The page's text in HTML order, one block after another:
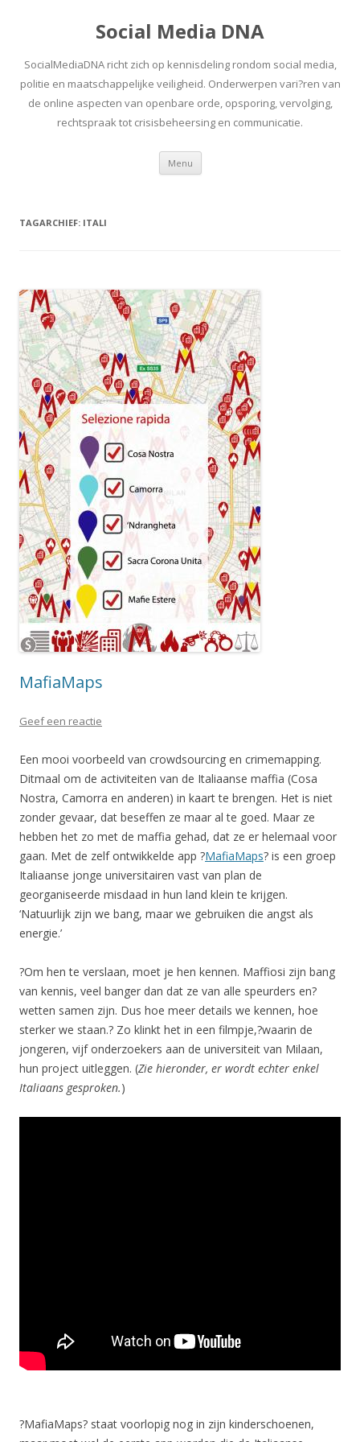
Social Media DNA
SocialMediaDNA richt zich op kennisdeling rondom social media,
politie en maatschappelijke veiligheid. Onderwerpen vari?ren van
de online aspecten van openbare orde, opsporing, vervolging,
rechtspraak tot crisisbeheersing en communicatie.
Menu Spring
inhoud
TAGARCHIEF: ITALI
MafiaMaps
Geef een reactie
Een mooi voorbeeld van crowdsourcing en crimemapping.
Ditmaal om de activiteiten van de Italiaanse maffia (Cosa
Nostra, Camorra en anderen) in kaart te brengen. Het is niet
zonder gevaar, dat beseffen ze maar al te goed. Maar ze
hebben het zo met de maffia gehad, dat ze er helemaal voor
gaan. Met de zelf ontwikkelde app ?MafiaMaps? is een groep
Italiaanse jonge universitairen vast van plan de
georganiseerde misdaad in hun land klein te krijgen.
‘Natuurlijk zijn we bang, maar we gebruiken die angst als
energie.’
?Om hen te verslaan, moet je hen kennen. Maffiosi zijn bang
van kennis, veel banger dan dat ze van alle speurders en?
wetten samen zijn. Dus hoe meer details we kennen, hoe
sterker we staan.? Zo klinkt het in een filmpje,?waarin de
jongeren, vijf onderzoekers aan de universiteit van Milaan,
hun project uitleggen. (Zie hieronder, er wordt echter enkel
Italiaans gesproken.)
?MafiaMaps? staat voorlopig nog in zijn kinderschoenen,